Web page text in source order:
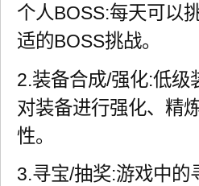
个人BOSS:每天可以
适的BOSS挑战。
2.装备合成/强化:低级
对装备进行强化、精
性。
3.寻宝/抽奖:游戏中的